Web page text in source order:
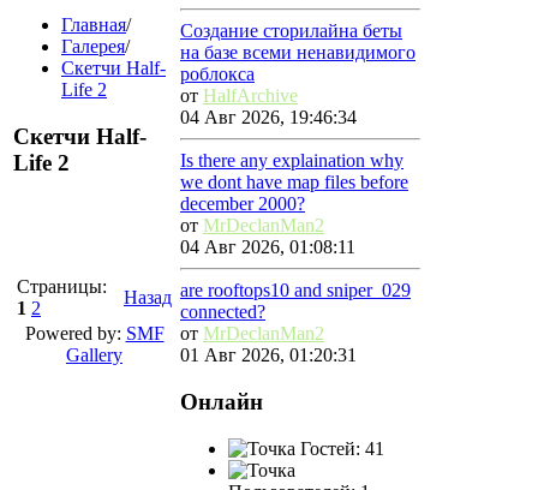
Главная/
Галерея/
Скетчи Half-
Life 2
Скетчи Half-
Life 2
Страницы:
1 2
Назад
Powered by: SMF
Gallery
Создание сторилайна беты
на базе всеми ненавидимого
роблокса
от HalfArchive
04 Авг 2026, 19:46:34
Is there any explaination why
we dont have map files before
december 2000?
от MrDeclanMan2
04 Авг 2026, 01:08:11
are rooftops10 and sniper_029
connected?
от MrDeclanMan2
01 Авг 2026, 01:20:31
Онлайн
Гостей: 41